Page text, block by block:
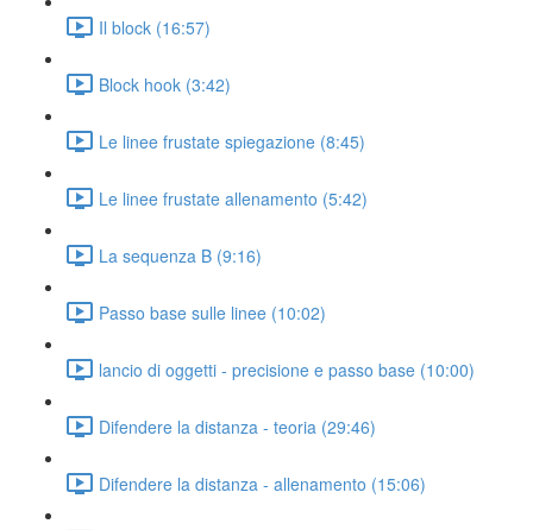
Il block (16:57)
Block hook (3:42)
Le linee frustate spiegazione (8:45)
Le linee frustate allenamento (5:42)
La sequenza B (9:16)
Passo base sulle linee (10:02)
lancio di oggetti - precisione e passo base (10:00)
Difendere la distanza - teoria (29:46)
Difendere la distanza - allenamento (15:06)